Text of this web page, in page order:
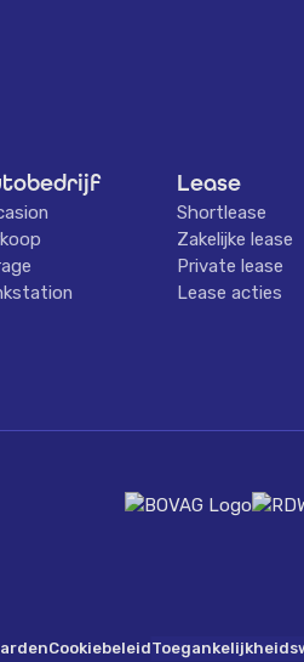
Lease
Shortlease
Zakelijke lease
Private lease
Lease acties
Cookiebeleid